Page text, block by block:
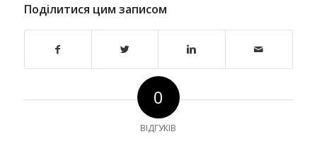
Поділитися цим записом
0
ВІДГУКІВ